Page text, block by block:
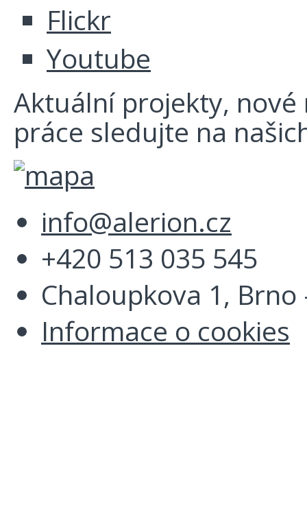
Flickr
Youtube
Aktuální projekty, nové
práce sledujte na
info@alerion.cz
+420 513 035 545
Chaloupkova 1,
Informace o cookies